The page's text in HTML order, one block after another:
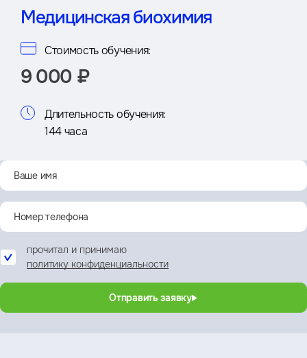
Медицинская биохимия
Стоимость обучения:
9 000 ₽
Длительность обучения:
144 часа
прочитал и принимаю
политику конфиденциальности
Отправить заявку